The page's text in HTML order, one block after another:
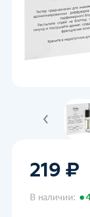
219 ₽
В наличии: